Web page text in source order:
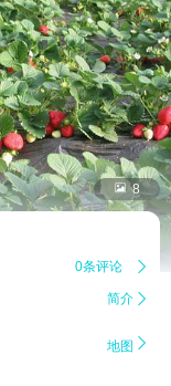
 8
0条评论 
简介 
地图 